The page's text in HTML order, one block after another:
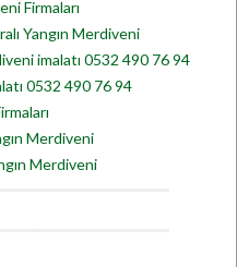
Firmaları
Yangın Merdiveni
imalatı 0532 490 76 94
0532 490 76 94
Merdiveni
Merdiveni